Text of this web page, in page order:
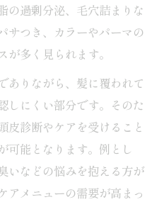
ンジングが必要な理由
美容院の効果を実感
ンジング施術の流れ
髪に与える変化とは
感する爽快感の秘密
毛予防の頭皮ケア方法
毛を防ぐ美容院の工夫
の過剰分泌、毛穴詰まりな
サつき、カラーやパーマの
多く見られます。
ありながら、髪に覆われて
しにくい部分です。そのた
皮診断やケアを受けること
可能となります。例とし
いなどの悩みを抱える方が
アメニューの需要が高まっ